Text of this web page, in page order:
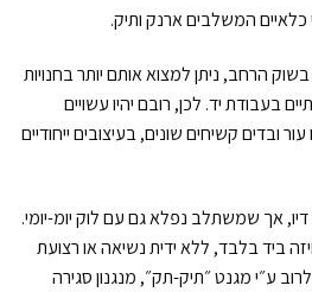
המשלבים ארנק ותיק.
בשוק הרחב, ניתן למצוא אותם יותר בחנויות
בעבודת יד. לכן, רובם יהיו עשויים
ובדים קשיחים שונים, בעיצובים ייחודיים
אך שמשתלב נפלא גם עם לוק יומ-יומי.
ביד בלבד, ללא ידית נשיאה או רצועת
ע״י מגנט ״תיק-תק״, מנגנון סגירה